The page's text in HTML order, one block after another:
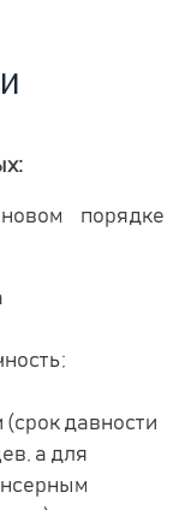
порядке
давности
а для